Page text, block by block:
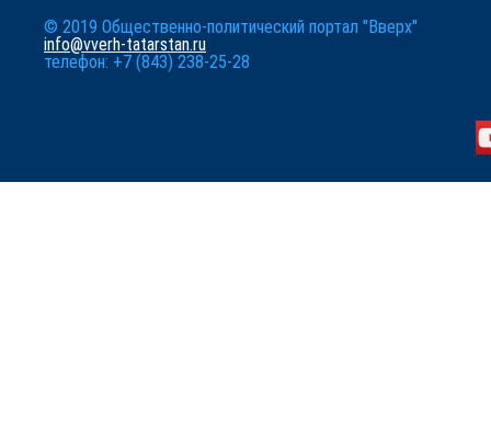
© 2019 Общественно-политический портал "Вверх"
info@vverh-tatarstan.ru
телефон: +7 (843) 238-25-28